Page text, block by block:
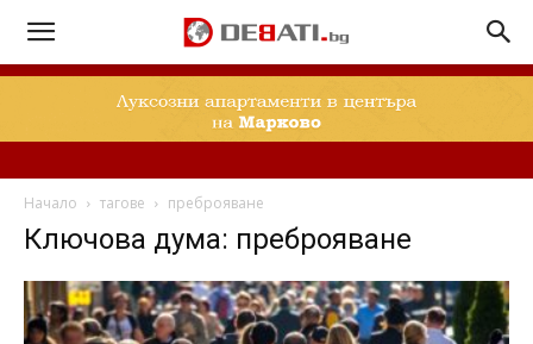
Начало тагове преброяване
Ключова дума: преброяване